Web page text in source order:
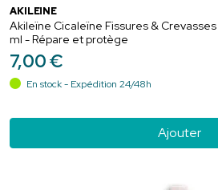
AKILEÏNE
Akileïne Cicaleïne Fissures &
ml - Répare et protège
7,00€
En stock - Expédition 24/48h
Ajouter